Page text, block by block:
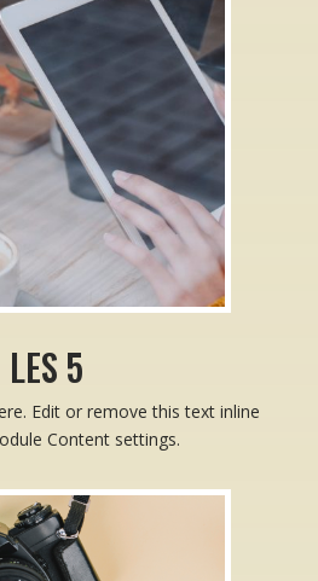
LES 5
Edit or remove this text inline
Content settings.